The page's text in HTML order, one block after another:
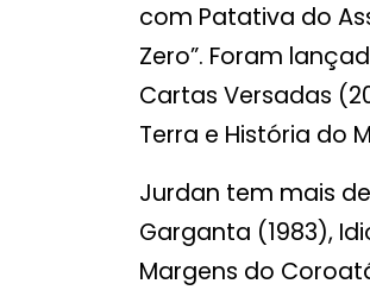
com Patativa do
Zero”. Foram
Cartas Versadas
Terra e História do
Jurdan tem mais
Garganta (1983),
Margens do